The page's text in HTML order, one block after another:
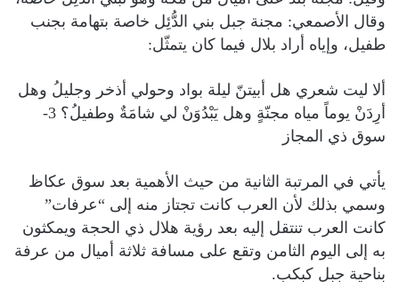
وقال الأصمعي: مجنة جبل بني الدُّئِل خاصة بتهامة بجنب
طفيل، وإياه أراد بلال فيما كان يتمثّل:
ألا ليت شعري هل أبيتنّ ليلة بواد وحولي أذخر وجليلُ وهل
أرِدَنْ يوماً مياه مجنّةٍ وهل يَبْدُوَنْ لي شامَةٌ وطفيلُ؟ 3-
سوق ذي المجاز
يأتي في المرتبة الثانية من حيث الأهمية بعد سوق عكاظ
وسمي بذلك لأن العرب كانت تجتاز منه إلى “عرفات”
كانت العرب تنتقل إليه بعد رؤية هلال ذي الحجة ويمكثون
به إلى اليوم الثامن وتقع على مسافة ثلاثة أميال من عرفة
بناحية جبل كبكب.